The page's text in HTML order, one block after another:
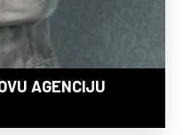
AGENCIJU